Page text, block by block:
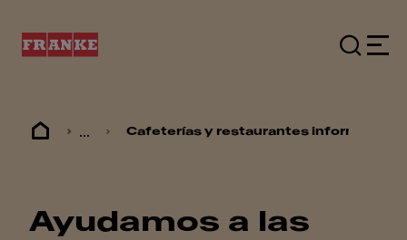
... Cafeterías y restaurantes informales
Ayudamos a las